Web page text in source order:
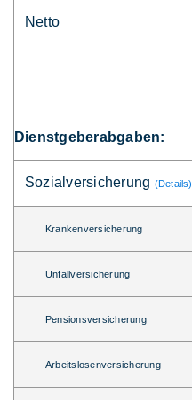
Netto
Dienstgeberabgaben:
Sozialversicherung (Details)
Krankenversicherung
Unfallversicherung
Pensionsversicherung
Arbeitslosenversicherung